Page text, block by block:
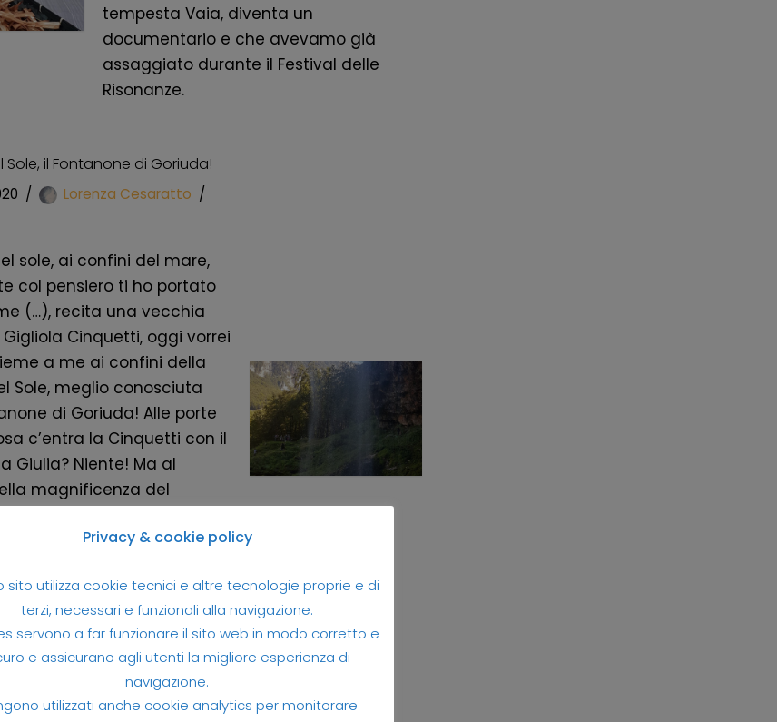
tempesta Vaia, diventa un
documentario e che avevamo già
assaggiato durante il Festival delle
Risonanze.
Sole, il Fontanone di Goriuda!
Lorenza Cesaratto
sole, ai confini del mare,
col pensiero ti ho portato
(…), recita una vecchia
Cinquetti, oggi vorrei
a me ai confini della
Sole, meglio conosciuta
di Goriuda! Alle porte
c’entra la Cinquetti con il
Giulia? Niente! Ma al
magnificenza del
è tornato in mente
ritornello! Perché? Vi
Il Fontanone di
l’ultimo tratto del
Goriuda, la maestosa
sfocia a metà della Val
si chiama…Leggi tutto »
Privacy & cookie policy
sito utilizza cookie tecnici e altre tecnologie proprie e di
terzi, necessari e funzionali alla navigazione.
servono a far funzionare il sito web in modo corretto e
e assicurano agli utenti la migliore esperienza di
navigazione.
utilizzati anche cookie analytics per monitorare